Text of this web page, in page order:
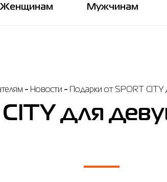
Женщинам Мужчинам
Новости Подарки от SPORT
CITY для